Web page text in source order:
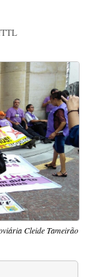
Cleide Tameirão